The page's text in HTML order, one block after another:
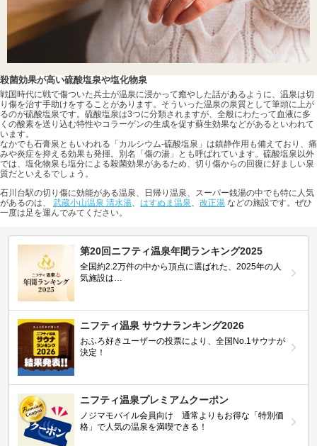
殺菌効果が高い硫酸塩泉や塩化物泉
戦国時代に戦で傷ついた兵士が温泉に浸かって癒やした話があるように、温泉は切
り傷を治す手助けをすることがあります。そういった温泉の泉質として筆頭に上が
るのが硫酸塩泉です。硫酸塩泉は3つに分類されますが、全般にわたって血液に多
くの酸素を送り込む特性やコラーゲンの生成を促す蘇生効果などがあるといわれて
います。
なかでも石膏泉ともいわれる「カルシウム-硫酸塩泉」は鎮静作用も備えており、痛
みや炎症を抑える効果も発揮。別名「傷の湯」とも呼ばれています。硫酸塩泉以外
では、塩化物泉も塩分による殺菌効果があるため、切り傷からの回復に好ましい泉
質だといえるでしょう。
石川台駅の切り傷に効能がある温泉、日帰り温泉、スーパー銭湯の中でも特に人気
があるのは、 武蔵小山温泉 清水湯、 はすぬま温泉、 改正湯 などの施設です。ぜひ
一度は足を運んでみてください。
第20回ニフティ温泉年間ランキング2025
全国約2.2万件の中から頂点に選ばれた、2025年の人
気施設は…
ニフティ温泉 サウナランキング2026
おふろ好きユーザーの投票により、全国No.1サウナが
決定！
ニフティ温泉プレミアムクーポン
ノジマモバイル会員向け 通常よりもお得な「特別価
格」で人気の温泉を満喫できる！